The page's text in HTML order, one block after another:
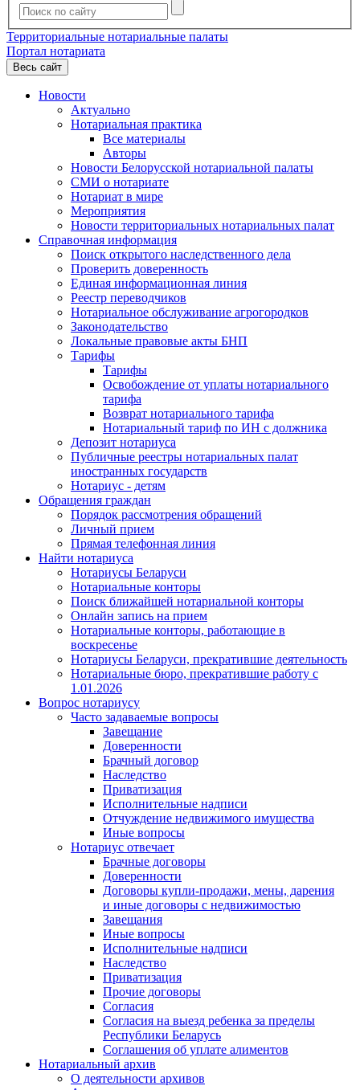
Территориальные нотариальные палаты
Портал нотариата
Весь сайт
Новости
Актуально
Нотариальная практика
Все материалы
Авторы
Новости Белорусской нотариальной палаты
СМИ о нотариате
Нотариат в мире
Мероприятия
Новости территориальных нотариальных палат
Справочная информация
Поиск открытого наследственного дела
Проверить доверенность
Единая информационная линия
Реестр переводчиков
Нотариальное обслуживание агрогородков
Законодательство
Локальные правовые акты БНП
Тарифы
Тарифы
Освобождение от уплаты нотариального
тарифа
Возврат нотариального тарифа
Нотариальный тариф по ИН с должника
Депозит нотариуса
Публичные реестры нотариальных палат
иностранных государств
Нотариус - детям
Обращения граждан
Порядок рассмотрения обращений
Личный прием
Прямая телефонная линия
Найти нотариуса
Нотариусы Беларуси
Нотариальные конторы
Поиск ближайшей нотариальной конторы
Онлайн запись на прием
Нотариальные конторы, работающие в
воскресенье
Нотариусы Беларуси, прекратившие деятельность
Нотариальные бюро, прекратившие работу с
1.01.2026
Вопрос нотариусу
Часто задаваемые вопросы
Завещание
Доверенности
Брачный договор
Наследство
Приватизация
Исполнительные надписи
Отчуждение недвижимого имущества
Иные вопросы
Нотариус отвечает
Брачные договоры
Доверенности
Договоры купли-продажи, мены, дарения
и иные договоры с недвижимостью
Завещания
Иные вопросы
Исполнительные надписи
Наследство
Приватизация
Прочие договоры
Согласия
Согласия на выезд ребенка за пределы
Республики Беларусь
Соглашения об уплате алиментов
Нотариальный архив
О деятельности архивов